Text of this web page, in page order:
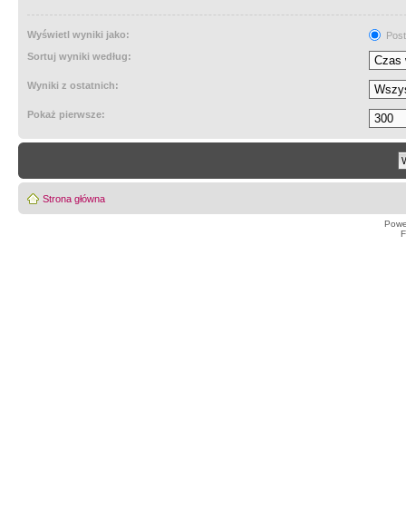
Wyświetl wyniki jako:
Sortuj wyniki według:
Wyniki z ostatnich:
Pokaż pierwsze:
Strona główna